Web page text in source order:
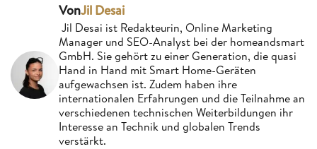
VonJil Desai
Jil Desai ist Redakteurin, Online Marketing
Manager und SEO-Analyst bei der homeandsmart
GmbH. Sie gehört zu einer Generation, die quasi
Hand in Hand mit Smart Home-Geräten
aufgewachsen ist. Zudem haben ihre
internationalen Erfahrungen und die Teilnahme an
verschiedenen technischen Weiterbildungen ihr
Interesse an Technik und globalen Trends
verstärkt.